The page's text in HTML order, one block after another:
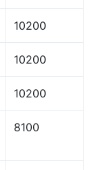
10200
10200
10200
8100